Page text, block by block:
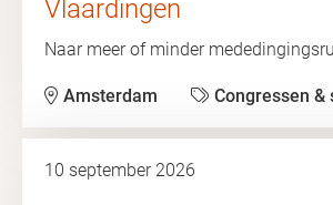
Vlaardingen
Naar meer of minder
Amsterdam Congressen &
10 september 2026